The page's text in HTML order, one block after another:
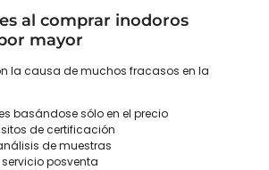
al comprar inodoros
mayor
la causa de muchos fracasos en la
basándose sólo en el precio
de certificación
de muestras
posventa